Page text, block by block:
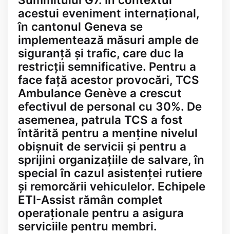
acestui eveniment internațional,
în cantonul Geneva se
implementează măsuri ample de
siguranță și trafic, care duc la
restricții semnificative. Pentru a
face față acestor provocări, TCS
Ambulance Genève a crescut
efectivul de personal cu 30%. De
asemenea, patrula TCS a fost
întărită pentru a menține nivelul
obișnuit de servicii și pentru a
sprijini organizațiile de salvare, în
special în cazul asistenței rutiere
și remorcării vehiculelor. Echipele
ETI-Assist rămân complet
operaționale pentru a asigura
serviciile pentru membri.